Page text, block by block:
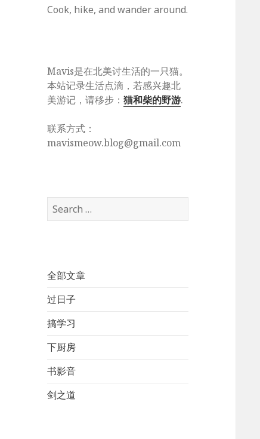
Cook, hike, and wander around.
Mavis是在北美讨生活的一只猫。
本站记录生活点滴，若感兴趣北
美游记，请移步：猫和柴的野游.
联系方式：
mavismeow.blog@gmail.com
Search
for:
全部文章
过日子
搞学习
下厨房
书影音
剑之道